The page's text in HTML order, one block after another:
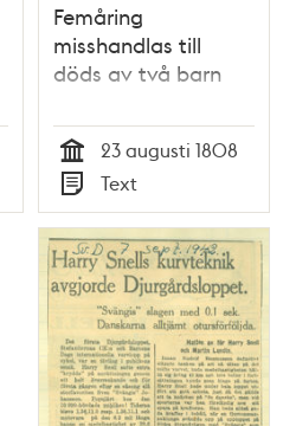
Femåring
misshandlas till
döds av två barn
Tid
23 augusti 1808
Typ
Text